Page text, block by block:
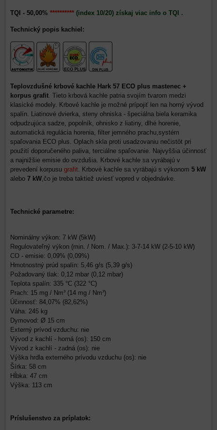
TQI - 50,00% ********** (index 10/20) získaj viac info o TQI .
Technický popis kachiel:
Teplovzdušné krbové kachle Hark 57 ECO plus mastenec +
korpus grafit . Tieto krbová kachle patria svojím tvarom medzi
klasické modely. Krbové kachle je možné prípojiť len na horný vývod
spalín. Liatinové dvierka, steny ohniska - špeciálna biela keramika
odpudzujúca sadze, popolník, ohnisko z liatiny, dlhé horenie,
automatická regulácia horenia, filter jemného prachu,systém
spaľovania ECO plus. Oplach skla proti usadzovaniu nečistôt pri
použití doporučeného paliva, terciálne spaľovanie. Najvyššia účinnosť
a najnižšie emisie do ovzdušia. Krbové kachle sa vyrábajú v
prevedení korpusu grafit . Krbové kachle sa vyrábajú s výkonom 5 kW
alebo 7 kW ,čo je treba taktiež uviesť vopred v objednávke.
Technické parametre:
Nominálny výkon: 7 kW (5kW)
Regulovateľný výkon (min. / Nom. / Max.): 3-7-14 kW (2-5-10 kW)
CO - emisie: 0,09% (0,09%)
Hmotnostný prúd spalín: 5,46 g/s (5,39 g/s)
Požadovaný tlak: 0,12 mbar (0,12 mbar)
Teplota spalín: 335 °C (322 °C)
Prach: 15 mg / Nm³ (14 mg / Nm³)
Účinnosť: 84,07% (82,62%)
Váha: 245 kg
Dymovod: Ø 15 cm
Externý prívod vzduchu: nie
Vývod z kachlí - horná (os): 150 cm
Vývod z kachlí - zadná (os): nie
Výška hrdla externého prívodu vzduchu (os): nie
Šírka: 58 cm
Hĺbka: 47 cm
Výška: 113 cm
Príslušenstvo za príplatok: